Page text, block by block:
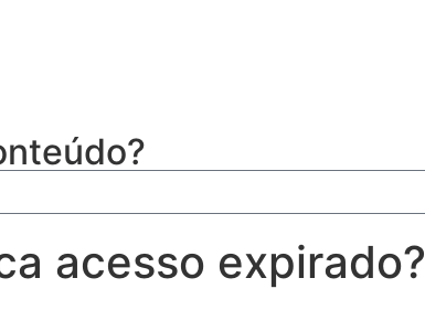
acesso expirado?